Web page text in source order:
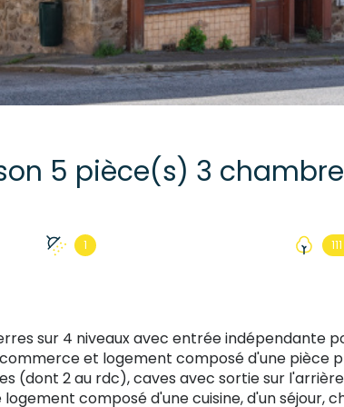
1
sur 4 niveaux avec entrée indépendante
et logement composé d'une pièce
(dont 2 au rdc), caves avec sortie sur
composé d'une cuisine, d'un séjour,